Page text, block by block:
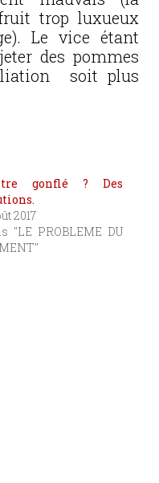
trop luxueux
Le vice étant
des pommes
soit plus
gonflé ? Des
2017
"LE PROBLEME DU